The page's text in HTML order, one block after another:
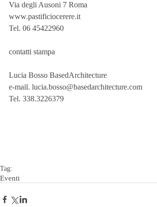
Via degli Ausoni 7 Roma
www.pastificiocerere.it
Tel. 06 45422960
contatti stampa
Lucia Bosso BasedArchitecture
e-mail. lucia.bosso@basedarchitecture.com
Tel. 338.3226379
Tag:
Eventi